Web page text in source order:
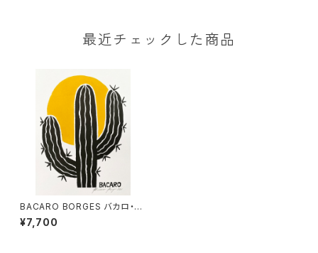
最近チェックした商品
BACARO BORGES バカロ・ボ
ルジェス 木版画 S【黄色い太陽
とサボテン】
¥7,700